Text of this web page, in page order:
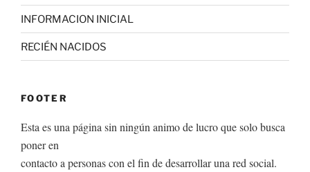
INFORMACION INICIAL
RECIÉN NACIDOS
FOOTER
Esta es una página sin ningún animo de lucro que solo busca
poner en
contacto a personas con el fin de desarrollar una red social.